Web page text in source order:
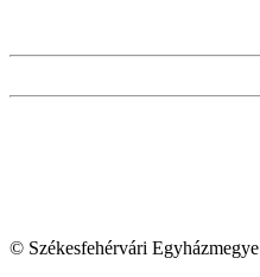
© Székesfehérvári Egyházmegye